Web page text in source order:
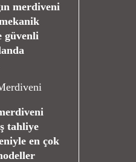
merdiveni
güvenli
tahliye
en çok